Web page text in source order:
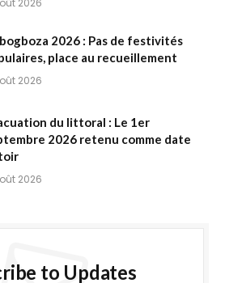
2026 : Pas de festivités
place au recueillement
2026
du littoral : Le 1er
2026 retenu comme date
2026
to Updates